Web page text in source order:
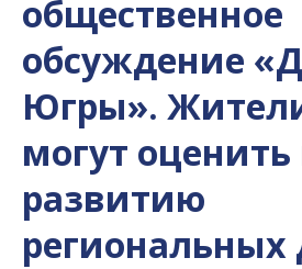
общественное
обсуждение
Югры».
могут
развитию
региональных